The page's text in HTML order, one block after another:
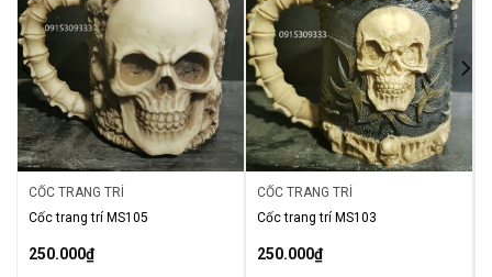
CỐC TRANG TRÍ
Cốc trang trí MS105
250.000₫
CỐC TRANG TRÍ
Cốc trang trí MS103
250.000₫